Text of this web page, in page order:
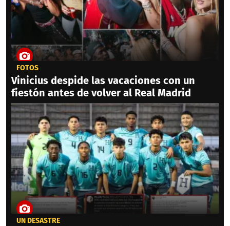
FOTOS
Vinicius despide las vacaciones con un
fiestón antes de volver al Real Madrid
UN DESASTRE